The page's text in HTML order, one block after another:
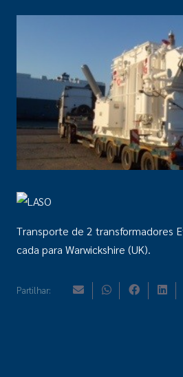
Transporte de 2 transformadores
cada para Warwickshire (UK).
Partilhar: